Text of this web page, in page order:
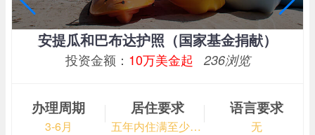
安提瓜和巴布达护照（国家基金捐献）
投资金额： 10万美金起 236浏览
办理周期
3-6月
居住要求
五年内住满至少5天
语言要求
无